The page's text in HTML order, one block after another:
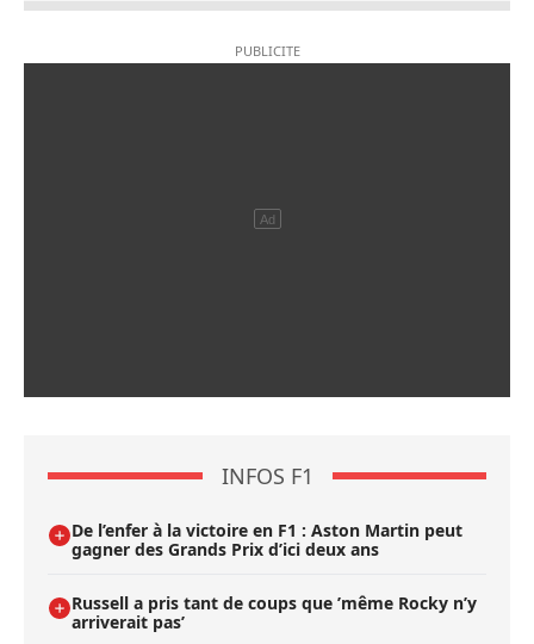
INFOS F1
De l’enfer à la victoire en F1 : Aston Martin peut
gagner des Grands Prix d’ici deux ans
Russell a pris tant de coups que ’même Rocky n’y
arriverait pas’